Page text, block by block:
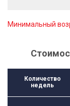
Минимальный
Количество
недель